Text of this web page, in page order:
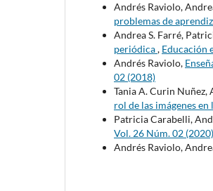
Andrés Raviolo,
problemas de
Andrea S. Farré,
periódica, Educación
Andrés Raviolo,
02 (2018)
Tania A. Curin Nuñez,
rol de las imágenes
Patricia Carabelli,
Vol. 26 Núm. 02 (2020)
Andrés Raviolo,